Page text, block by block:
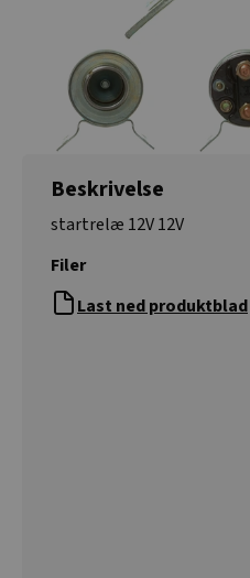
Beskrivelse
startrelæ 12V 12V
Filer
Last ned produktblad